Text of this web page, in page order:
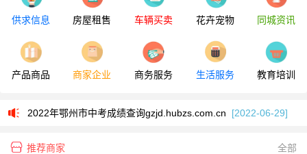
供求信息 房屋租售 车辆买卖 花卉宠物 同城资讯
产品商品 商家企业 商务服务 生活服务 教育培训
2022年鄂州市中考成绩查询gzjd.hubzs.com.cn [2022-06-29]
推荐商家 全部